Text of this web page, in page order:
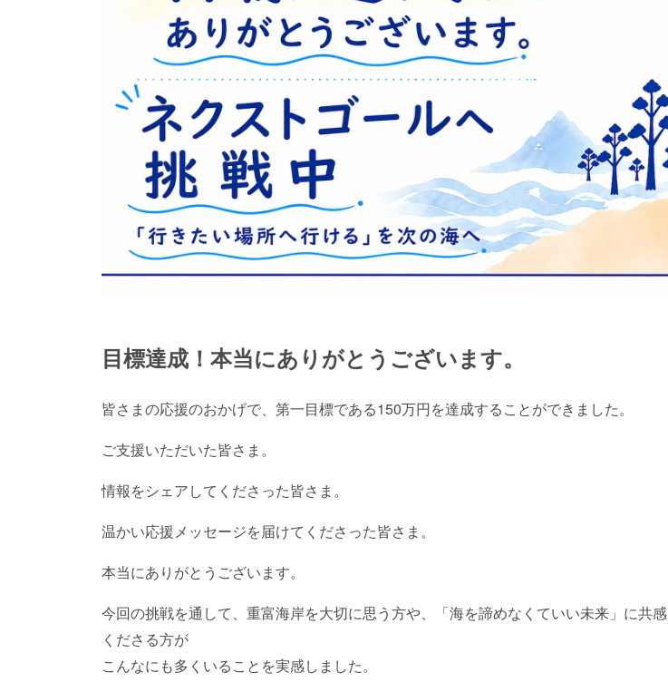
目標達成！本当にありがとうございます。
皆さまの応援のおかげで、第一目標である150万円を達成することができました。
ご支援いただいた皆さま。
情報をシェアしてくださった皆さま。
温かい応援メッセージを届けてくださった皆さま。
本当にありがとうございます。
今回の挑戦を通して、重富海岸を大切に思う方や、「海を諦めなくていい未来」に共
くださる方が
こんなにも多くいることを実感しました。